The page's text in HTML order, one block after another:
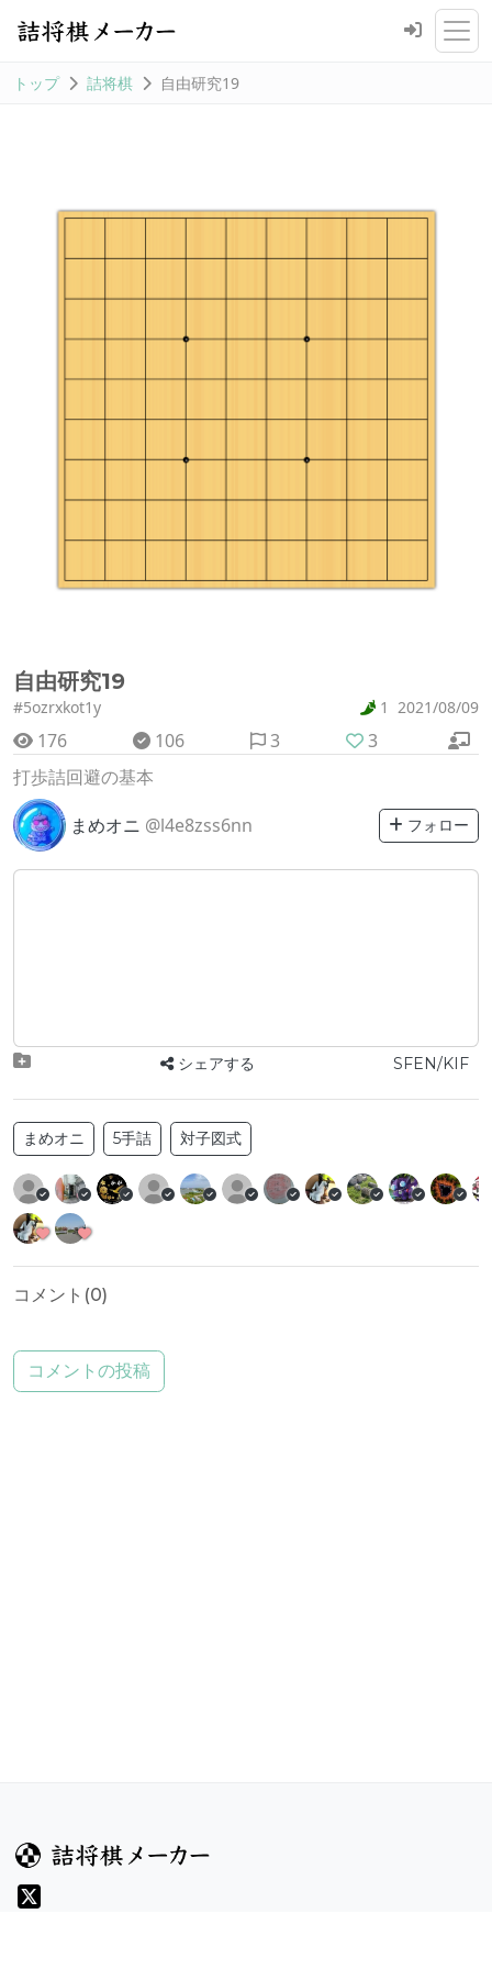
トップ 詰将棋 自由研究19
自由研究19
#5ozrxkot1y 1 2021/08/09
176 106 3
3
打歩詰回避の基本
まめオニ @l4e8zss6nn フォロー
シェアする SFEN/KIF
まめオニ 5手詰 対子図式
コメント(0)
コメントの投稿